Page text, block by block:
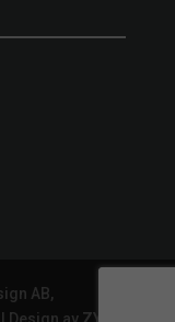
AB,
Design av ZYNQ